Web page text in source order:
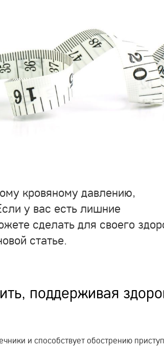
кровяному давлению,
у вас есть лишние
сделать для своего
статье.
поддерживая
и способствует обострению